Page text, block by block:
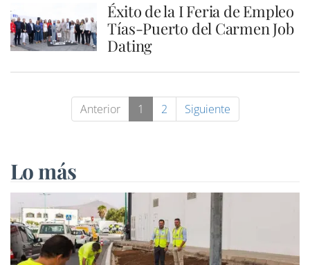
Éxito de la I Feria de Empleo
Tías-Puerto del Carmen Job
Dating
Anterior 1 2 Siguiente
Lo más